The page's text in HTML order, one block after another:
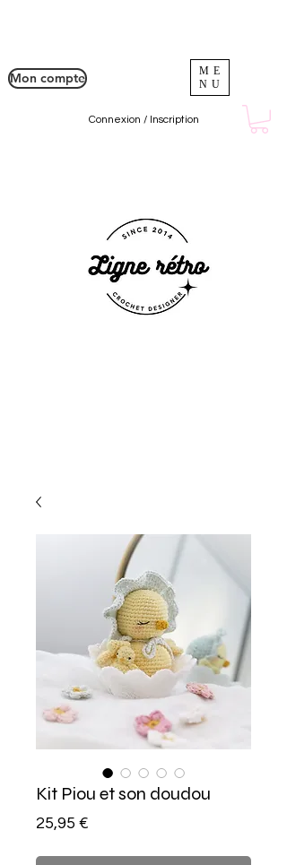
Mon compte
Connexion / Inscription
ME
NU
Kit Piou et son doudou
25,95 €